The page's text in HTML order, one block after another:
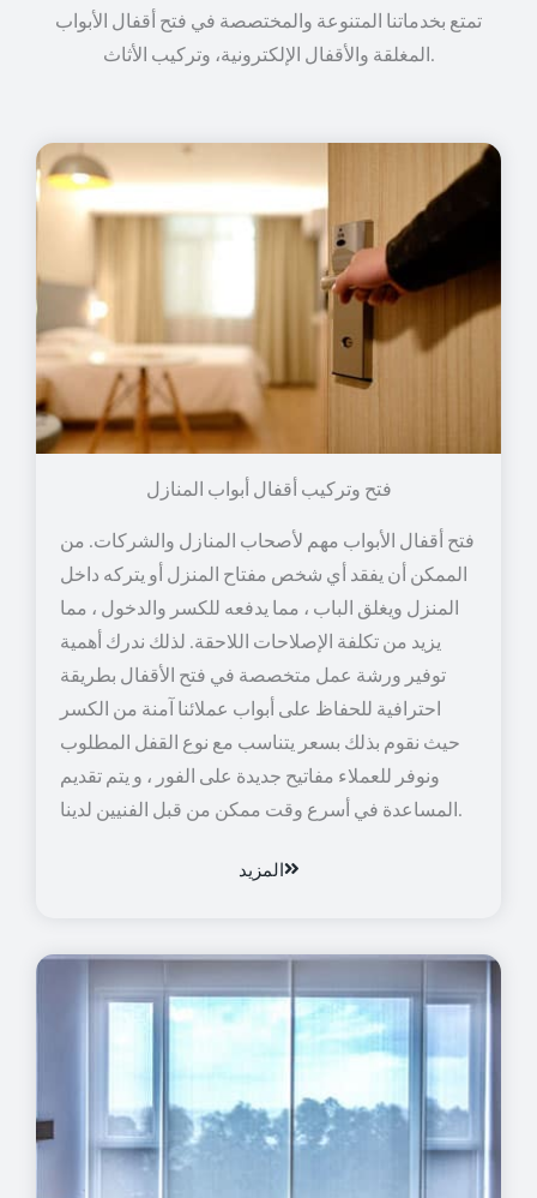
تمتع بخدماتنا المتنوعة والمختصصة في فتح أقفال الأبواب
فتح وتركيب أقفال أبواب المنازل
فتح أقفال الأبواب مهم لأصحاب المنازل والشركات. من
الممكن أن يفقد أي شخص مفتاح المنزل أو يتركه داخل
المنزل ويغلق الباب ، مما يدفعه للكسر والدخول ، مما
يزيد من تكلفة الإصلاحات اللاحقة. لذلك ندرك أهمية
توفير ورشة عمل متخصصة في فتح الأقفال بطريقة
احترافية للحفاظ على أبواب عملائنا آمنة من الكسر
حيث نقوم بذلك بسعر يتناسب مع نوع القفل المطلوب
ونوفر للعملاء مفاتيح جديدة على الفور ، و يتم تقديم
المساعدة في أسرع وقت ممكن من قبل الفنيين لدينا.
المزيد